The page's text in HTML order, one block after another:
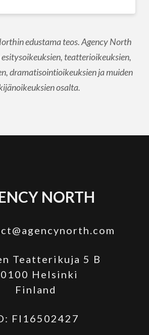
edustama teos. Agency North
teatterioikeuksien,
dramatisointioikeuksien ja muiden
osalta.
NORTH
Teatterikuja 5 B
Helsinki
Finland
FI16502427